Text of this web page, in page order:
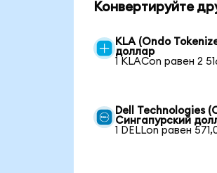
Конвертируйте
KLA (Ondo
доллар
1 KLACon равен 2
Dell Technologies
Сингапурский
1 DELLon равен